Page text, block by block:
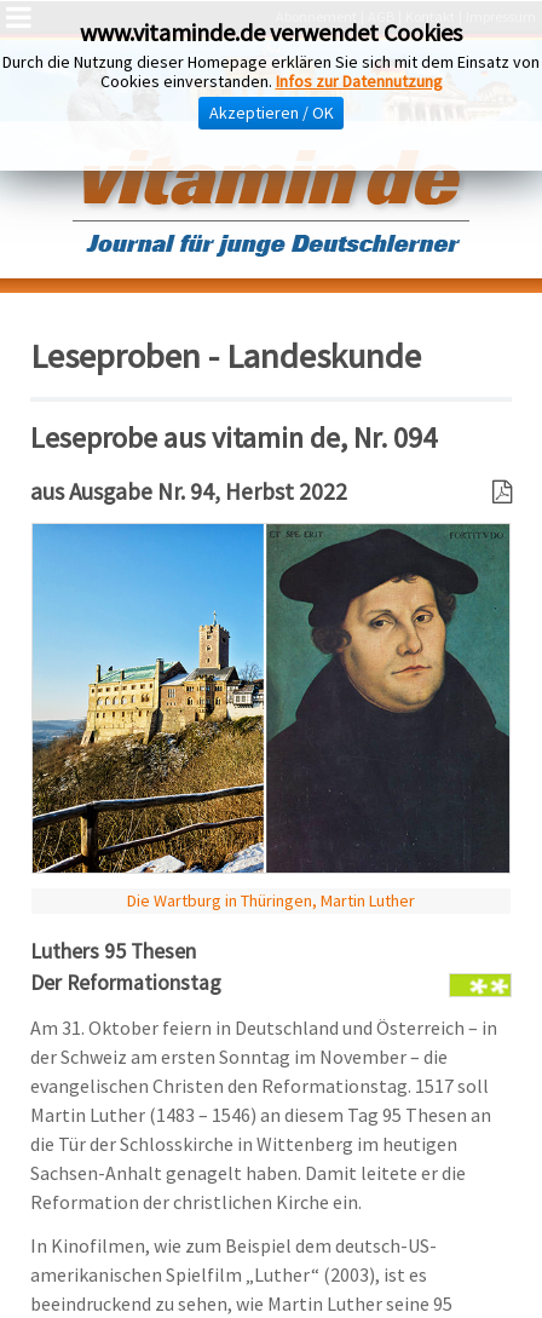
Leseproben - Landeskunde
Leseprobe aus vitamin de, Nr. 094
aus Ausgabe Nr. 94, Herbst 2022
Die Wartburg in Thüringen, Martin Luther
Luthers 95 Thesen
Der Reformationstag
Am 31. Oktober feiern in Deutschland und Österreich – in
der Schweiz am ersten Sonntag im November – die
evangelischen Christen den Reformationstag. 1517 soll
Martin Luther (1483 – 1546) an diesem Tag 95 Thesen an
die Tür der Schlosskirche in Wittenberg im heutigen
Sachsen-Anhalt genagelt haben. Damit leitete er die
Reformation der christlichen Kirche ein.
In Kinofilmen, wie zum Beispiel dem deutsch-US-
amerikanischen Spielfilm „Luther“ (2003), ist es
beeindruckend zu sehen, wie Martin Luther seine 95
www.vitaminde.de verwendet Cookies
Durch die Nutzung dieser Homepage erklären Sie sich mit dem Einsatz von
Cookies einverstanden. Infos zur Datennutzung
Akzeptieren / OK